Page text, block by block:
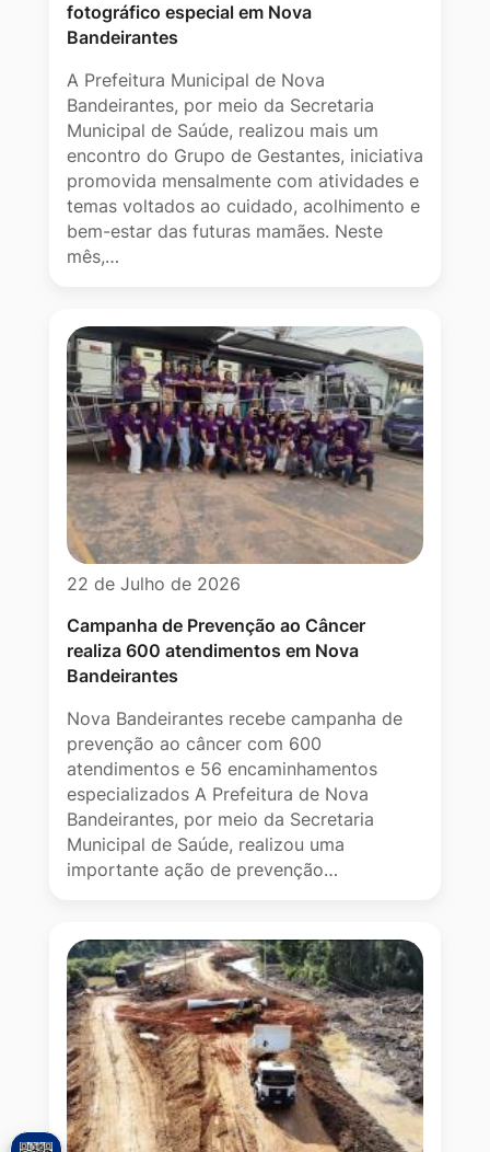
fotográfico especial em Nova
Bandeirantes
A Prefeitura Municipal de Nova
Bandeirantes, por meio da Secretaria
Municipal de Saúde, realizou mais um
encontro do Grupo de Gestantes, iniciativa
promovida mensalmente com atividades e
temas voltados ao cuidado, acolhimento e
bem-estar das futuras mamães. Neste
mês,…
22 de Julho de 2026
Campanha de Prevenção ao Câncer
realiza 600 atendimentos em Nova
Bandeirantes
Nova Bandeirantes recebe campanha de
prevenção ao câncer com 600
atendimentos e 56 encaminhamentos
especializados A Prefeitura de Nova
Bandeirantes, por meio da Secretaria
Municipal de Saúde, realizou uma
importante ação de prevenção…